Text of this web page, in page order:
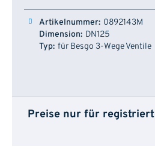
0892143M
DN125
für Besgo 3-Wege Ventile
Preise nur für